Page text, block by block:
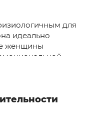
для
идеально
женщины
лучшую
точки G
гиалуроновая
При желании вы